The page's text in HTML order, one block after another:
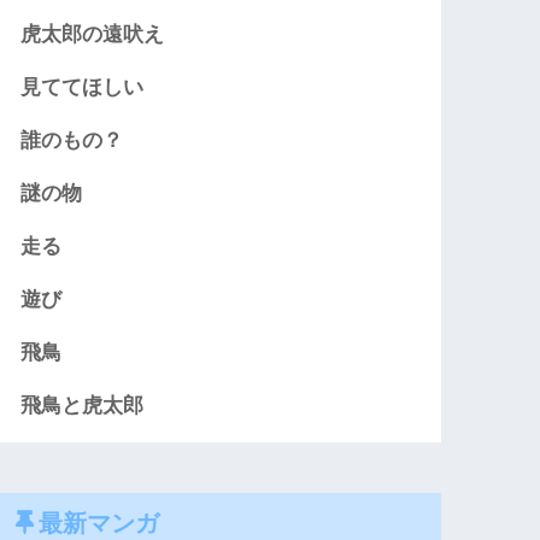
虎太郎の遠吠え
見ててほしい
誰のもの？
謎の物
走る
遊び
飛鳥
飛鳥と虎太郎
最新マンガ